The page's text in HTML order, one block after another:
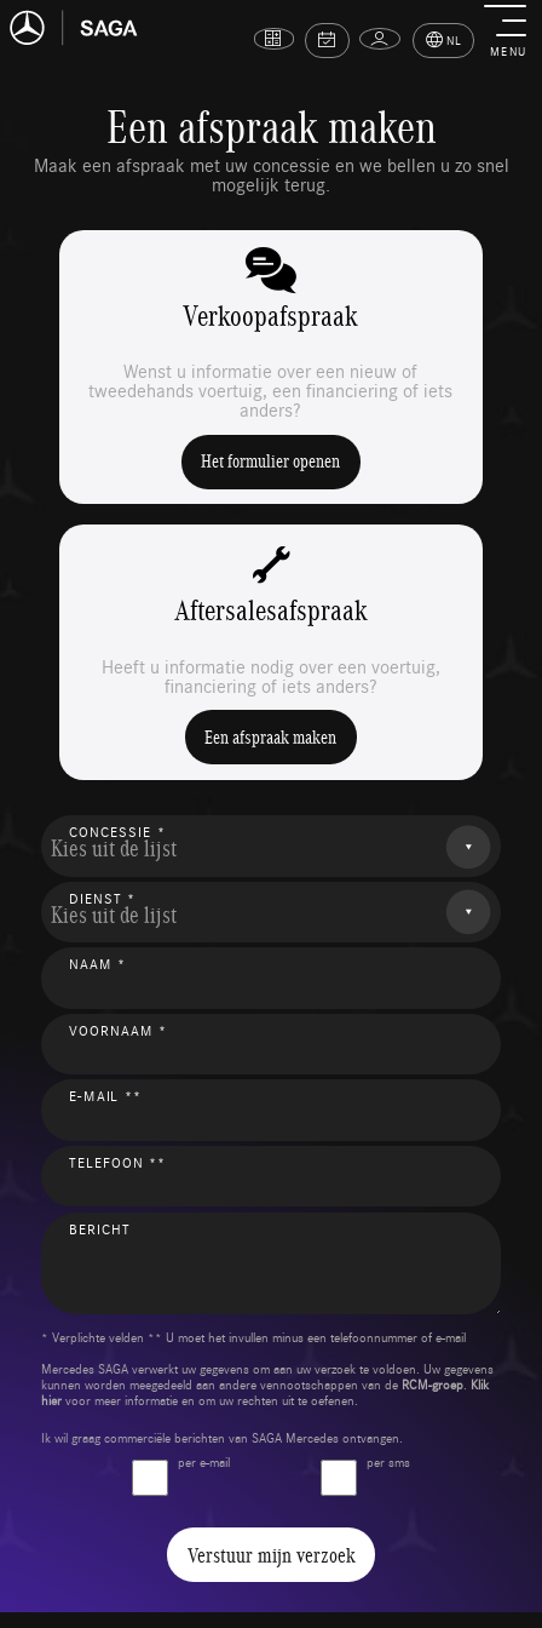
NL
MENU
Een afspraak maken
Maak een afspraak met uw concessie en we bellen u zo snel
mogelijk terug.
Verkoopafspraak
Wenst u informatie over een nieuw of
tweedehands voertuig, een financiering of iets
anders?
Het formulier openen
Aftersalesafspraak
Heeft u informatie nodig over een voertuig,
financiering of iets anders?
Een afspraak maken
Kies uit de lijst
CONCESSIE *
Kies uit de lijst
DIENST *
NAAM *
VOORNAAM *
E-MAIL **
TELEFOON **
BERICHT
* Verplichte velden ** U moet het invullen minus een telefoonnummer of e-mail
Mercedes SAGA verwerkt uw gegevens om aan uw verzoek te voldoen. Uw gegevens
kunnen worden meegedeeld aan andere vennootschappen van de RCM-groep. Klik
hiervoor meer informatie en om uw rechten uit te oefenen.
Ik wil graag commerciële berichten van SAGA Mercedes ontvangen.
per e-mail
per sms
Verstuur mijn verzoek